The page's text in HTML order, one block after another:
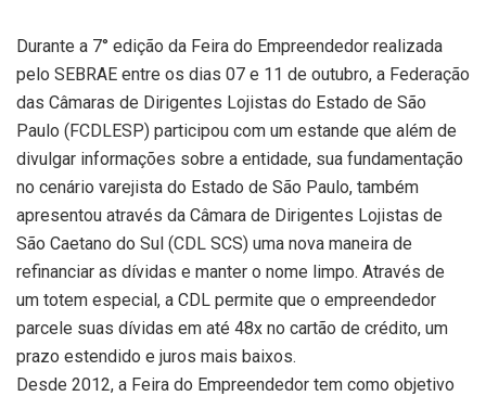
Durante a 7° edição da Feira do Empreendedor realizada
pelo SEBRAE entre os dias 07 e 11 de outubro, a Federação
das Câmaras de Dirigentes Lojistas do Estado de São
Paulo (FCDLESP) participou com um estande que além de
divulgar informações sobre a entidade, sua fundamentação
no cenário varejista do Estado de São Paulo, também
apresentou através da Câmara de Dirigentes Lojistas de
São Caetano do Sul (CDL SCS) uma nova maneira de
refinanciar as dívidas e manter o nome limpo. Através de
um totem especial, a CDL permite que o empreendedor
parcele suas dívidas em até 48x no cartão de crédito, um
prazo estendido e juros mais baixos.
Desde 2012, a Feira do Empreendedor tem como objetivo